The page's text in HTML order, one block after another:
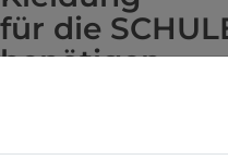
für die
benötigen
AnprobeVorort im